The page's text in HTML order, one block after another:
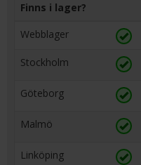
Finns i lager?
Webblager
Stockholm
Göteborg
Malmö
Linköping